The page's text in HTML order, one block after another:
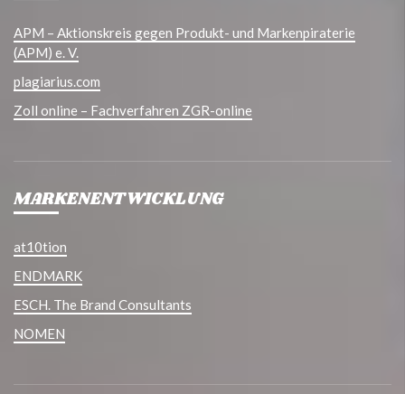
APM – Aktionskreis gegen Produkt- und Markenpiraterie
(APM) e. V.
plagiarius.com
Zoll online – Fachverfahren ZGR-online
MARKENENTWICKLUNG
at10tion
ENDMARK
ESCH. The Brand Consultants
NOMEN